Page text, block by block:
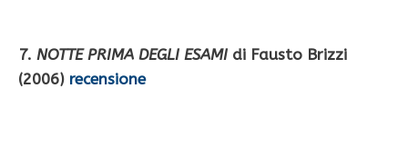
7. NOTTE PRIMA DEGLI ESAMI di Fausto Brizzi
(2006) recensione